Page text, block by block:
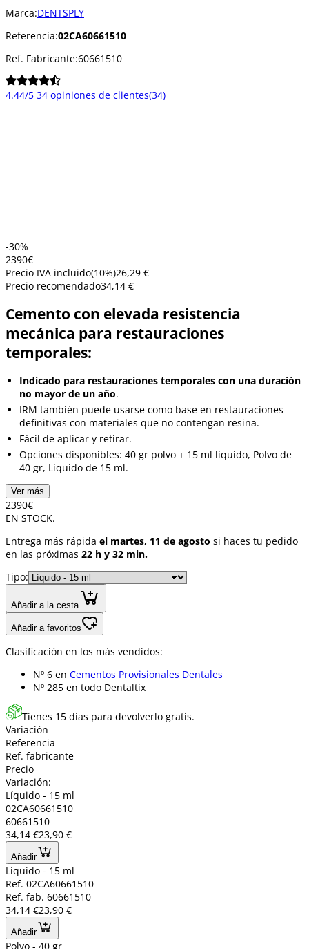
Marca:DENTSPLY
Referencia:02CA60661510
Ref. Fabricante:60661510
4.44/5 34 opiniones de clientes(34)
-30%
2390€
Precio IVA incluido(10%)26,29 €
Precio recomendado34,14 €
Cemento con elevada resistencia
mecánica para restauraciones
temporales:
Indicado para restauraciones temporales con una duración
no mayor de un año.
IRM también puede usarse como base en restauraciones
definitivas con materiales que no contengan resina.
Fácil de aplicar y retirar.
Opciones disponibles: 40 gr polvo + 15 ml líquido, Polvo de
40 gr, Líquido de 15 ml.
Ver más
2390€
EN STOCK.
Entrega más rápida el martes, 11 de agosto si haces tu pedido
en las próximas 22 h y 32 min.
Tipo:
Añadir a la cesta
Añadir a favoritos
Clasificación en los más vendidos:
Nº 6 en Cementos Provisionales Dentales
Nº 285 en todo Dentaltix
Tienes 15 días para devolverlo gratis.
Variación
Referencia
Ref. fabricante
Precio
Variación:
Líquido - 15 ml
02CA60661510
60661510
34,14 €23,90 €
Añadir
Líquido - 15 ml
Ref. 02CA60661510
Ref. fab. 60661510
34,14 €23,90 €
Añadir
Polvo - 40 gr